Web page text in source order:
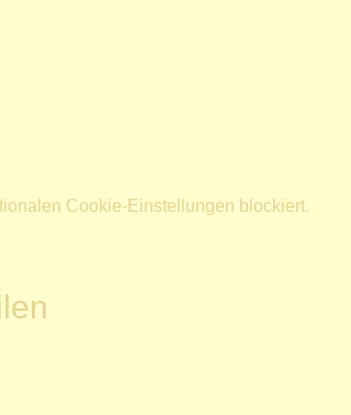
Cookie-Einstellungen blockiert.